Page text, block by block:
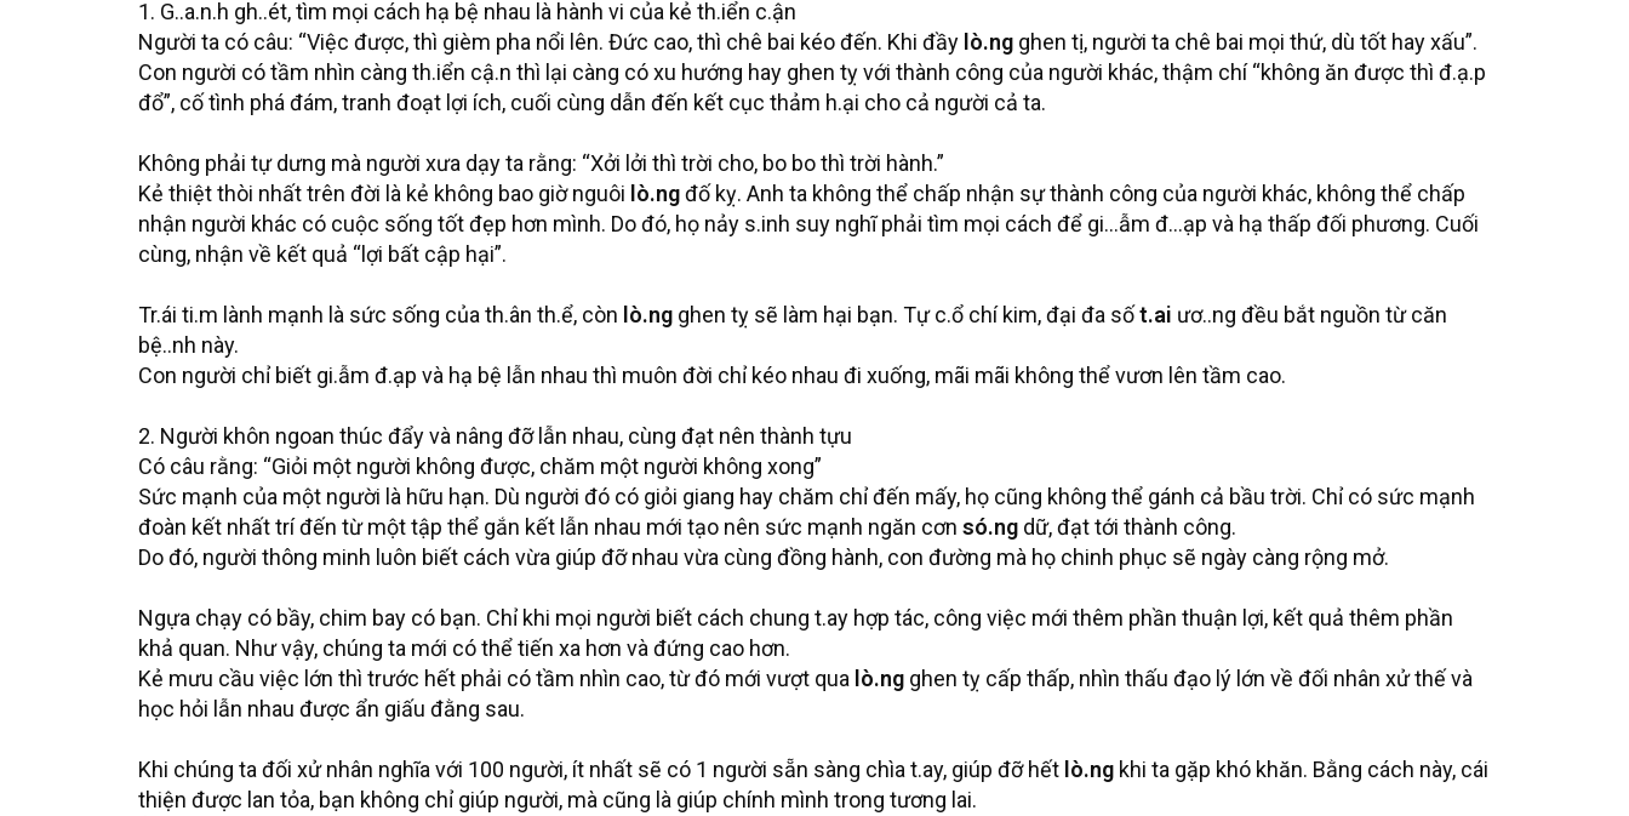
1. G..a.n.h gh..ét, tìm mọi cách hạ bệ nhau là hành vi của kẻ th.iển c.ận
Người ta có câu: “Việc được, thì gièm pha nổi lên. Đức cao, thì chê bai kéo đến. Khi đầy lò.ng ghen tị, người ta chê bai mọi thứ, dù tốt hay xấu”.
Con người có tầm nhìn càng th.iển cậ.n thì lại càng có xu hướng hay ghen tỵ với thành công của người khác, thậm chí “không ăn được thì đ.ạ.p
đổ”, cố tình phá đám, tranh đoạt lợi ích, cuối cùng dẫn đến kết cục thảm h.ại cho cả người cả ta.
Không phải tự dưng mà người xưa dạy ta rằng: “Xởi lởi thì trời cho, bo bo thì trời hành.”
Kẻ thiệt thòi nhất trên đời là kẻ không bao giờ nguôi lò.ngđố kỵ. Anh ta không thể chấp nhận sự thành công của người khác, không thể chấp
nhận người khác có cuộc sống tốt đẹp hơn mình. Do đó, họ nảy s.inh suy nghĩ phải tìm mọi cách để gi…ẫm đ…ạp và hạ thấp đối phương. Cuối
cùng, nhận về kết quả “lợi bất cập hại”.
Tr.ái ti.m lành mạnh là sức sống của th.ân th.ể, còn lò.ng ghen tỵ sẽ làm hại bạn. Tự c.ổ chí kim, đại đa sốt.ai ươ..ng đều bắt nguồn từ căn
bệ..nh này.
Con người chỉ biết gi.ẫm đ.ạp và hạ bệ lẫn nhau thì muôn đời chỉ kéo nhau đi xuống, mãi mãi không thể vươn lên tầm cao.
2. Người khôn ngoan thúc đẩy và nâng đỡ lẫn nhau, cùng đạt nên thành tựu
Có câu rằng: “Giỏi một người không được, chăm một người không xong”
Sức mạnh của một người là hữu hạn. Dù người đó có giỏi giang hay chăm chỉ đến mấy, họ cũng không thể gánh cả bầu trời. Chỉ có sức mạnh
đoàn kết nhất trí đến từ một tập thể gắn kết lẫn nhau mới tạo nên sức mạnh ngăn cơn só.ng dữ, đạt tới thành công.
Do đó, người thông minh luôn biết cách vừa giúp đỡ nhau vừa cùng đồng hành, con đường mà họ chinh phục sẽ ngày càng rộng mở.
Ngựa chạy có bầy, chim bay có bạn. Chỉ khi mọi người biết cách chung t.ay hợp tác, công việc mới thêm phần thuận lợi, kết quả thêm phần
khả quan. Như vậy, chúng ta mới có thể tiến xa hơn và đứng cao hơn.
Kẻ mưu cầu việc lớn thì trước hết phải có tầm nhìn cao, từ đó mới vượt qua lò.ng ghen tỵ cấp thấp, nhìn thấu đạo lý lớn về đối nhân xử thế và
học hỏi lẫn nhau được ẩn giấu đằng sau.
Khi chúng ta đối xử nhân nghĩa với 100 người, ít nhất sẽ có 1 người sẵn sàng chìa t.ay, giúp đỡ hết lò.ng khi ta gặp khó khăn. Bằng cách này, cái
thiện được lan tỏa, bạn không chỉ giúp người, mà cũng là giúp chính mình trong tương lai.